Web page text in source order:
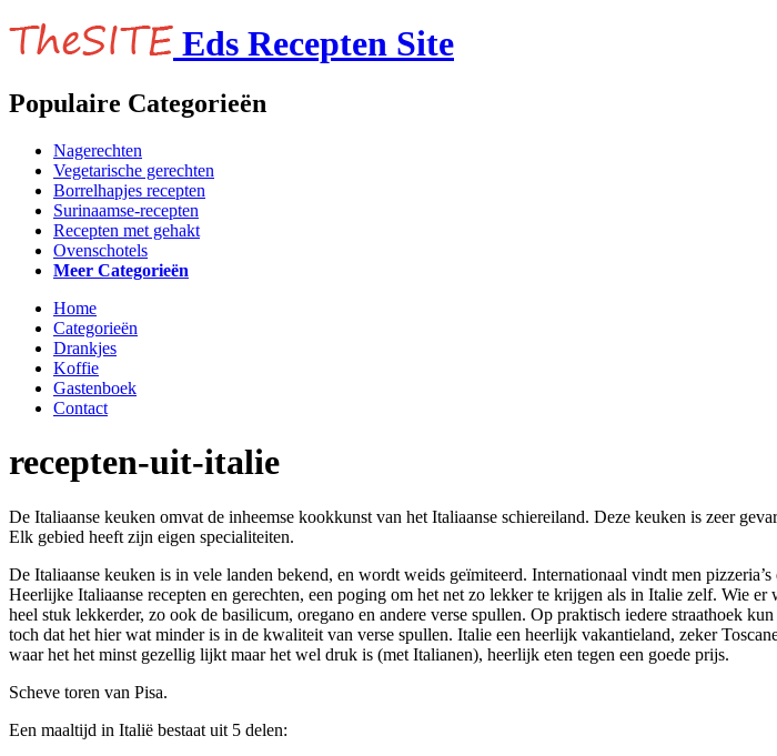
Eds Recepten Site
Populaire Categorieën
Nagerechten
Vegetarische gerechten
Borrelhapjes recepten
Surinaamse-recepten
Recepten met gehakt
Ovenschotels
Meer Categorieën
Home
Categorieën
Drankjes
Koffie
Gastenboek
Contact
recepten-uit-italie
De Italiaanse keuken omvat de inheemse kookkunst van het Italiaanse schiereiland. Deze keuken is zeer
Elk gebied heeft zijn eigen specialiteiten.
De Italiaanse keuken is in vele landen bekend, en wordt weids geïmiteerd. Internationaal vindt men
Heerlijke Italiaanse recepten en gerechten, een poging om het net zo lekker te krijgen als in Italie zelf. Wie
heel stuk lekkerder, zo ook de basilicum, oregano en andere verse spullen. Op praktisch iedere
toch dat het hier wat minder is in de kwaliteit van verse spullen. Italie een heerlijk vakantieland, zeker
waar het het minst gezellig lijkt maar het wel druk is (met Italianen), heerlijk eten tegen een goede prijs.
Scheve toren van Pisa.
Een maaltijd in Italië bestaat uit 5 delen: